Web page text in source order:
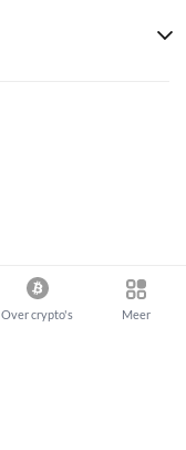
Over crypto's Meer